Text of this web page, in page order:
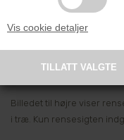
Vis cookie detaljer
sprækkerne I sigten.
D: 36 cm
Billedet til højre viser
i træ. Kun rensesigten